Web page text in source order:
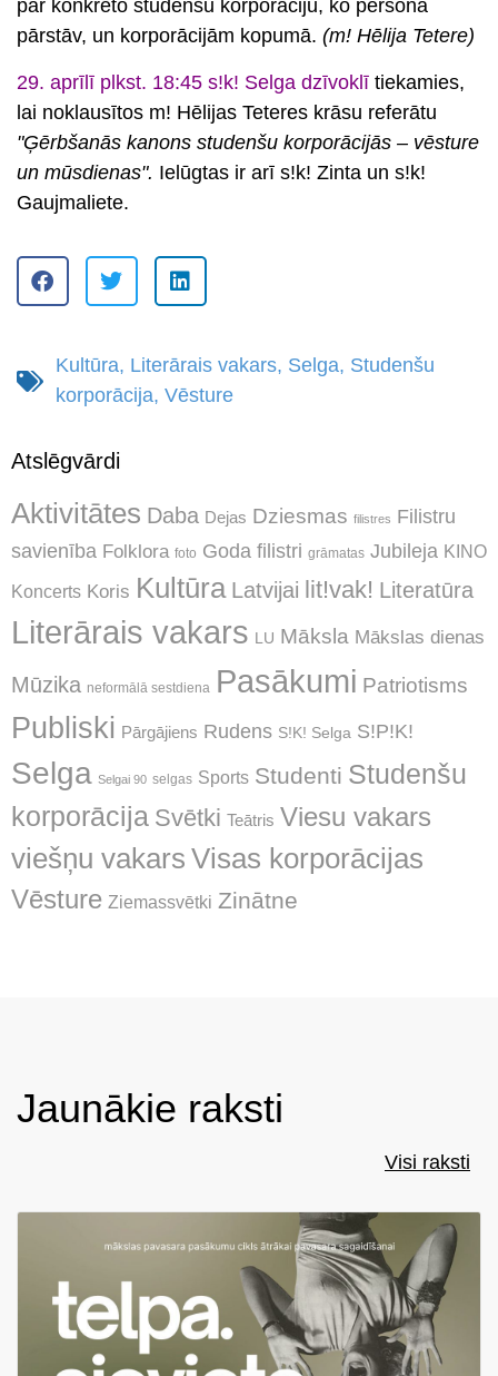
par konkrēto studenšu korporāciju, ko persona
pārstāv, un korporācijām kopumā. (m! Hēlija Tetere)
29. aprīlī plkst. 18:45 s!k! Selga dzīvoklī tiekamies,
lai noklausītos m! Hēlijas Teteres krāsu referātu
"Ģērbšanās kanons studenšu korporācijās – vēsture
un mūsdienas". Ielūgtas ir arī s!k! Zinta un s!k!
Gaujmaliete.
Kultūra, Literārais vakars, Selga, Studenšu
korporācija, Vēsture
Atslēgvārdi
Aktivitātes Daba Dejas Dziesmas filistres Filistru
savienība Folklora foto Goda filistri grāmatas Jubileja KINO
Koncerts Koris Kultūra Latvijai lit!vak! Literatūra
Literārais vakars LU Māksla Mākslas dienas
Mūzika neformālā sestdiena Pasākumi Patriotisms
Publiski Pārgājiens Rudens S!K! Selga S!P!K!
Selga Selgai 90 selgas Sports Studenti Studenšu
korporācija Svētki Teātris Viesu vakars
viešņu vakars Visas korporācijas
Vēsture Ziemassvētki Zinātne
Jaunākie raksti
Visi raksti